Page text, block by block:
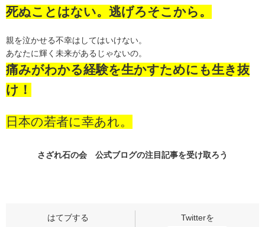
死ぬことはない。逃げろそこから。
親を泣かせる不幸はしてはいけない。
あなたに輝く未来があるじゃないの。
痛みがわかる経験を生かすためにも生き抜
け！
日本の若者に幸あれ。
さざれ石の会 公式ブログの注目記事を受け取ろう